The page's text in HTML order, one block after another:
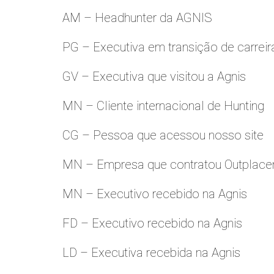
AM – Headhunter da AGNIS
PG – Executiva em transição de
GV – Executiva que visitou a Agnis
MN – Cliente internacional de Hunting
CG – Pessoa que acessou nosso site
MN – Empresa que contratou
MN – Executivo recebido na Agnis
FD – Executivo recebido na Agnis
LD – Executiva recebida na Agnis